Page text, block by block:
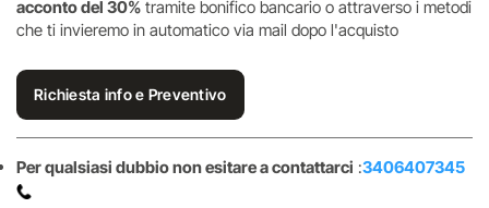
acconto del 30% tramite bonifico bancario o attraverso i metodi
che ti invieremo in automatico via mail dopo l'acquisto
Richiesta info e Preventivo
Per qualsiasi dubbio non esitare a contattarci :3406407345